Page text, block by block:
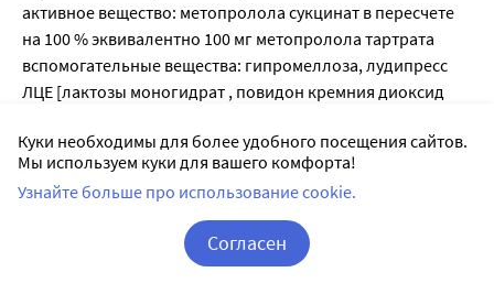
активное вещество: метопролола сукцинат в пересчете
на 100 % эквивалентно 100 мг метопролола тартрата
вспомогательные вещества: гипромеллоза, лудипресс
ЛЦЕ [лактозы моногидрат , повидон кремния диоксид
активное вещество: метопролола сукцинат в пересчете
на 100 % эквивалентно 25 мг метопролола тартрата
вспомогательные вещества: гипромеллоза, лудипресс
ЛЦЕ [лактозы моногидрат , повидон кремния диоксид
коллоидный ; магния стеарат
Куки необходимы для более удобного посещения сайтов.
Мы используем куки для вашего комфорта!
Узнайте больше про использование cookie.
Согласен